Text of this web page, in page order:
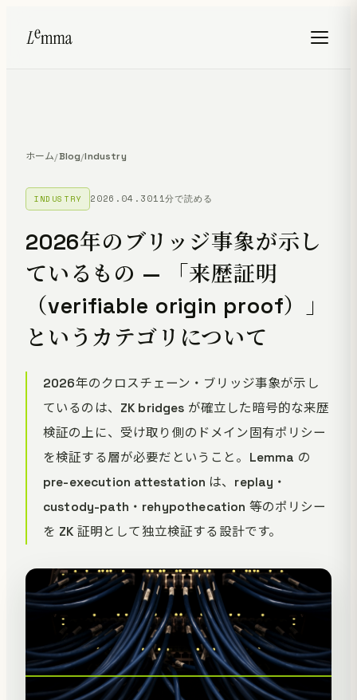
ホーム/Blog/Industry
INDUSTRY 2026.04.3011分で読める
2026年のブリッジ事象が示し
ているもの — 「来歴証明
（verifiable origin proof）」
というカテゴリについて
2026年のクロスチェーン・ブリッジ事象が示し
ているのは、ZK bridges が確立した暗号的な来歴
検証の上に、受け取り側のドメイン固有ポリシー
を検証する層が必要だということ。Lemma の
pre-execution attestation は、replay・
custody-path・rehypothecation 等のポリシー
を ZK 証明として独立検証する設計です。